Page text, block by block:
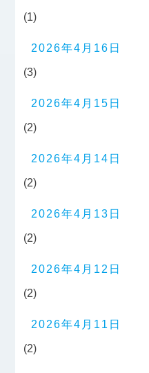
(1)
2026年4月16日
(3)
2026年4月15日
(2)
2026年4月14日
(2)
2026年4月13日
(2)
2026年4月12日
(2)
2026年4月11日
(2)